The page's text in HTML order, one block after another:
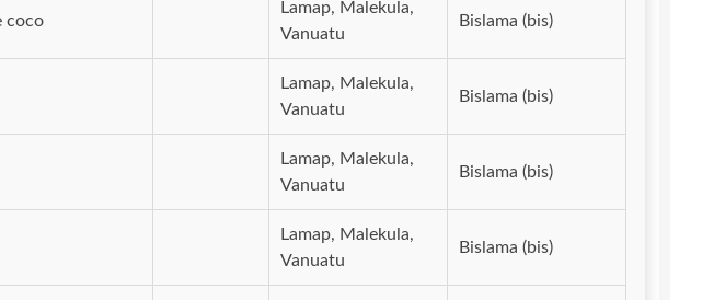
coco
Lamap, Malekula,
Vanuatu
Bislama (bis)
Lamap, Malekula,
Vanuatu
Bislama (bis)
Lamap, Malekula,
Vanuatu
Bislama (bis)
Lamap, Malekula,
Vanuatu
Bislama (bis)